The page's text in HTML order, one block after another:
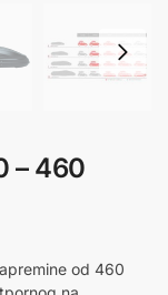
– 460
od 460